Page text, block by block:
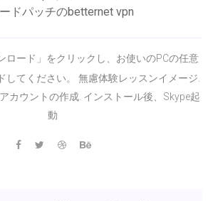
ドパッチのbetternet vpn
ロード」をクリックし、お使いのPCの任意
してください。 無慮体験レッスンイメージ.
カウントの作成. インストール後、Skype起
動